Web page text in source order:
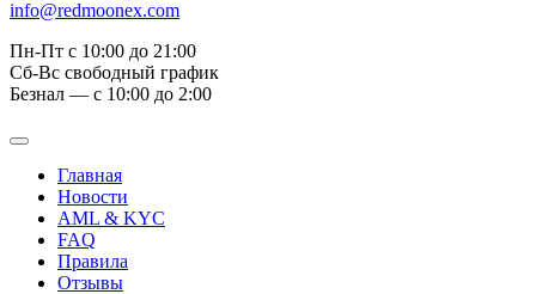
info@redmoonex.com
Пн-Пт с 10:00 до 21:00
Сб-Вс свободный график
Безнал — с 10:00 до 2:00
Главная
Новости
AML & KYC
FAQ
Правила
Отзывы